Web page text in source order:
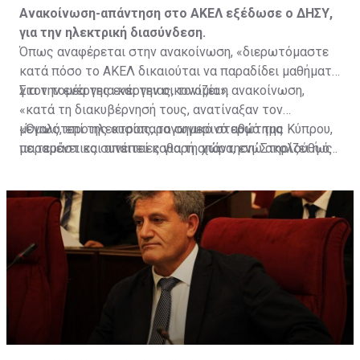
Ανακοίνωση-απάντηση στο ΑΚΕΛ εξέδωσε ο ΔΗΣΥ,
για την ηλεκτρική διασύνδεση.
Όπως αναφέρεται στην ανακοίνωση, «διερωτόμαστε
κατά πόσο το ΑΚΕΛ δικαιούται να παραδίδει μαθήματα
για την ενέργεια και την οικονομία».
Στον τομέα της ενέργειας, τονίζει η ανακοίνωση,
«κατά τη διακυβέρνησή τους, ανατίναξαν τον
μεγαλύτερο ηλεκτροπαραγωγικό σταθμό της Κύπρου,
με τεράστιες συνέπειες για τη χώρα, ενώ ακολούθως
«Όμως, επί της ουσίας, το σημερινό ερώτημα
παραμένει και απαιτεί καθαρή απάντηση: Στηρίζει ή όχι
στρατηγικών συμμαχιών της Κύπρου με το Ισραήλ και
χώρες της Δύσης;», καταλήγει η ανακοίνωση.